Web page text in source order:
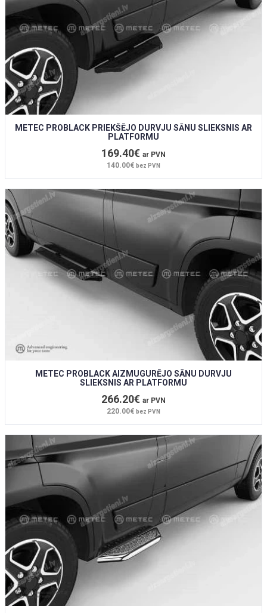
METEC PROBLACK PRIEKŠĒJO DURVJU SĀNU SLIEKSNIS AR
PLATFORMU
169.40€ ar PVN
140.00€ bez PVN
METEC PROBLACK AIZMUGURĒJO SĀNU DURVJU
SLIEKSNIS AR PLATFORMU
266.20€ ar PVN
220.00€ bez PVN